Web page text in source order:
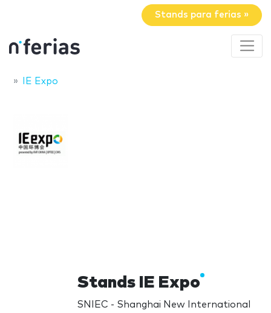
Stands para ferias »
IE Expo
Stands IE Expo
SNIEC - Shanghai New International